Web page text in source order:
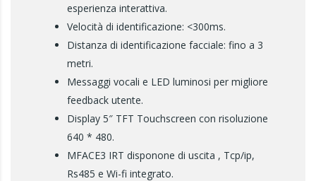
esperienza interattiva.
Velocità di identificazione: <300ms.
Distanza di identificazione facciale: fino a 3
metri.
Messaggi vocali e LED luminosi per migliore
feedback utente.
Display 5″ TFT Touchscreen con risoluzione
640 * 480.
MFACE3 IRT disponone di uscita , Tcp/ip,
Rs485 e Wi-fi integrato.